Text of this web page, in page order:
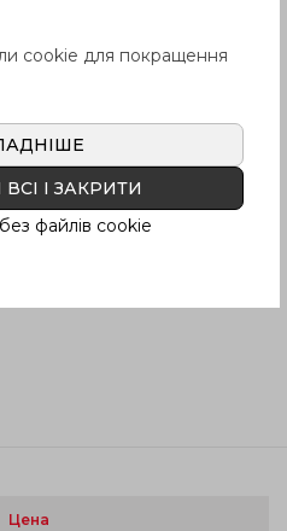
Цена
cookie для покращення
І ЗАКРИТИ
файлів cookie